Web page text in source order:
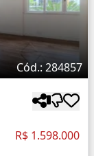
Cód.: 284857
R$ 1.598.000